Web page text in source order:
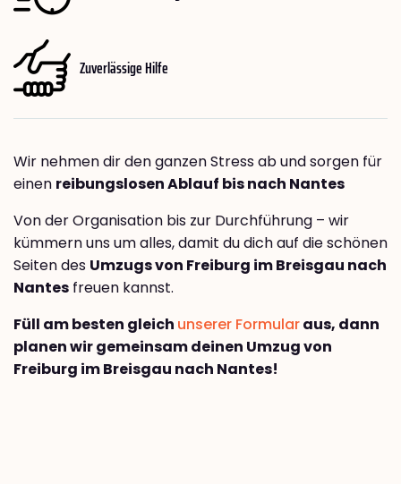
Zuverlässige Hilfe
Wir nehmen dir den ganzen Stress ab und sorgen für
einen reibungslosen Ablauf bis nach Nantes
Von der Organisation bis zur Durchführung – wir
kümmern uns um alles, damit du dich auf die schönen
Seiten des Umzugs von Freiburg im Breisgau nach
Nantes freuen kannst.
Füll am besten gleich unserer Formularaus, dann
planen wir gemeinsam deinen Umzug von
Freiburg im Breisgau nach Nantes!